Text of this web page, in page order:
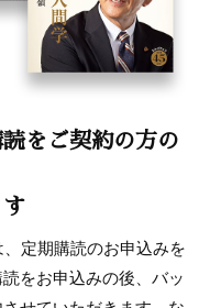
をご契約の方の
、定期購読のお申込みを
をお申込みの後、バッ